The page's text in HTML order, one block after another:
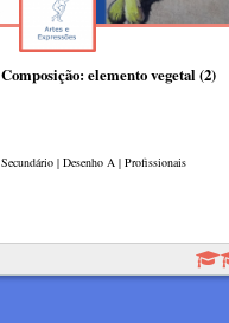
Composição: elemento vegetal (2)
Secundário | Desenho A | Profissionais